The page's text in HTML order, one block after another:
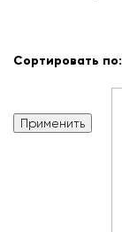
Сортировать по: